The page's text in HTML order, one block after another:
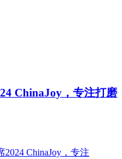
ChinaJoy，专注打磨